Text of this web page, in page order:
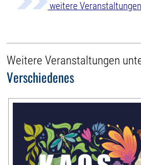
weitere Veranstaltungen
Weitere Veranstaltungen
Verschiedenes